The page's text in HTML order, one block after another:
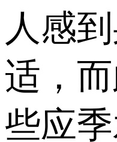
人感
适，
些应